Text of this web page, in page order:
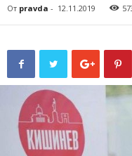
От pravda - 12.11.2019